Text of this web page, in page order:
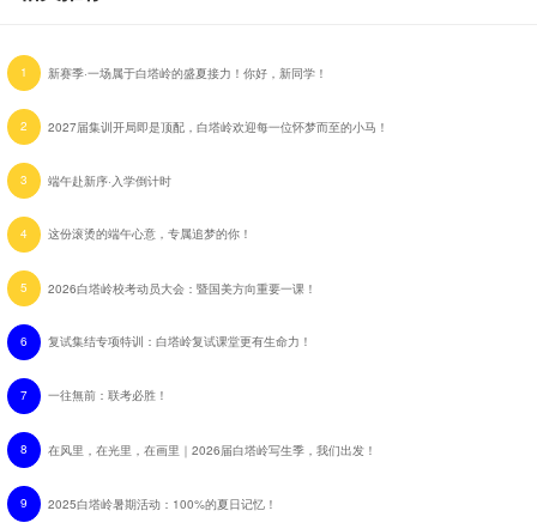
1 新赛季·一场属于白塔岭的盛夏接力！你好，新同学！
2 2027届集训开局即是顶配，白塔岭欢迎每一位怀梦而至的小马！
3 端午赴新序·入学倒计时
4 这份滚烫的端午心意，专属追梦的你！
5 2026白塔岭校考动员大会：暨国美方向重要一课！
6 复试集结专项特训：白塔岭复试课堂更有生命力！
7 一往無前：联考必胜！
8 在风里，在光里，在画里｜2026届白塔岭写生季，我们出发！
9 2025白塔岭暑期活动：100%的夏日记忆！